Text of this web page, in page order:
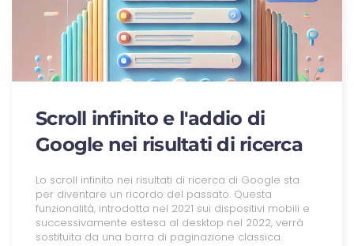
Scroll infinito e l'addio di
Google nei risultati di ricerca
Lo scroll infinito nei risultati di ricerca di Google sta
per diventare un ricordo del passato. Questa
funzionalità, introdotta nel 2021 sui dispositivi mobili e
successivamente estesa al desktop nel 2022, verrà
sostituita da una barra di paginazione classica.